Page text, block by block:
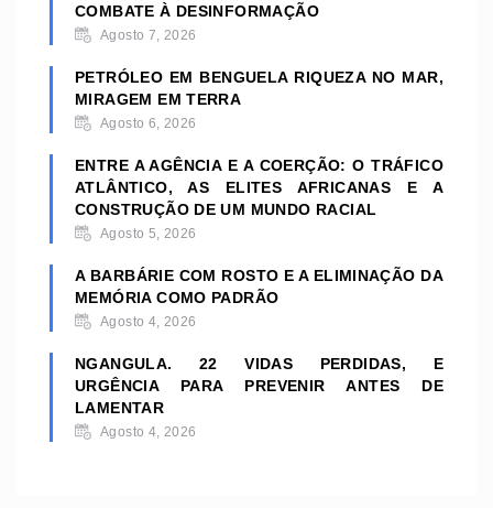
COMBATE À DESINFORMAÇÃO
Agosto 7, 2026
PETRÓLEO EM BENGUELA RIQUEZA NO MAR,
MIRAGEM EM TERRA
Agosto 6, 2026
ENTRE A AGÊNCIA E A COERÇÃO: O TRÁFICO
ATLÂNTICO, AS ELITES AFRICANAS E A
CONSTRUÇÃO DE UM MUNDO RACIAL
Agosto 5, 2026
A BARBÁRIE COM ROSTO E A ELIMINAÇÃO DA
MEMÓRIA COMO PADRÃO
Agosto 4, 2026
NGANGULA. 22 VIDAS PERDIDAS, E
URGÊNCIA PARA PREVENIR ANTES DE
LAMENTAR
Agosto 4, 2026